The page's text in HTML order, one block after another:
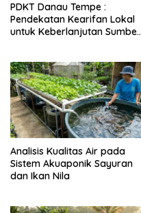
PDKT Danau Tempe :
Pendekatan Kearifan Lokal
untuk Keberlanjutan Sumber
Analisis Kualitas Air pada
Sistem Akuaponik Sayuran
dan Ikan Nila